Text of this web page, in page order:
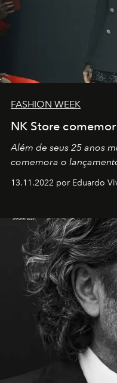
FASHION WEEK
NK Store
Além de seus 25 anos
comemora o
13.11.2022 por Eduardo